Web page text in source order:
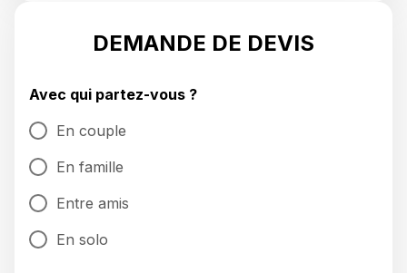
DEMANDE DE DEVIS
Avec qui partez-vous ?
En couple
En famille
Entre amis
En solo